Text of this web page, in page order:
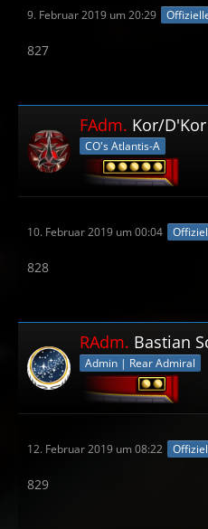
9. Februar 2019 um 20:29
827
FAdm. Kor/D'Kor
CO's Atlantis-A
10. Februar 2019 um 00:04
828
RAdm. Bastian
Admin | Rear Admiral
12. Februar 2019 um 08:22
829